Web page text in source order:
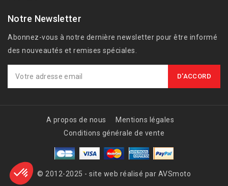
Notre Newsletter
Abonnez-vous à notre dernière newsletter pour être informé
des nouveautés et remises spéciales.
A propos de nous
Mentions légales
Conditions générale de vente
© 2012-2025 - site web réalisé par AVSmoto